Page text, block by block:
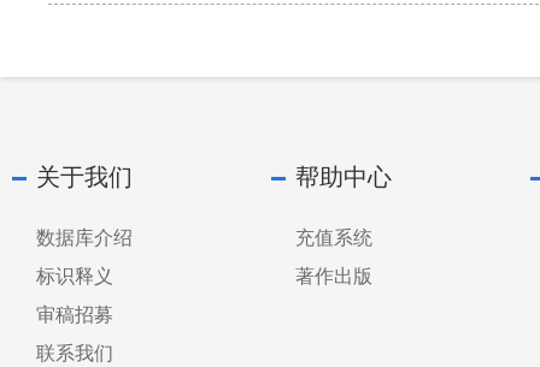
关于我们
数据库介绍
标识释义
审稿招募
联系我们
帮助中心
充值系统
著作出版